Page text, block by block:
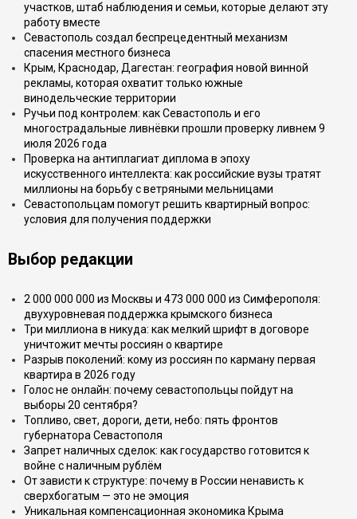
участков, штаб наблюдения и семьи, которые делают эту
работу вместе
Севастополь создал беспрецедентный механизм
спасения местного бизнеса
Крым, Краснодар, Дагестан: география новой винной
рекламы, которая охватит только южные
винодельческие территории
Ручьи под контролем: как Севастополь и его
многострадальные ливнёвки прошли проверку ливнем 9
июля 2026 года
Проверка на антиплагиат диплома в эпоху
искусственного интеллекта: как российские вузы тратят
миллионы на борьбу с ветряными мельницами
Севастопольцам помогут решить квартирный вопрос:
условия для получения поддержки
Выбор редакции
2 000 000 000 из Москвы и 473 000 000 из Симферополя:
двухуровневая поддержка крымского бизнеса
Три миллиона в никуда: как мелкий шрифт в договоре
уничтожит мечты россиян о квартире
Разрыв поколений: кому из россиян по карману первая
квартира в 2026 году
Голос не онлайн: почему севастопольцы пойдут на
выборы 20 сентября?
Топливо, свет, дороги, дети, небо: пять фронтов
губернатора Севастополя
Запрет наличных сделок: как государство готовится к
войне с наличным рублём
От зависти к структуре: почему в России ненависть к
сверхбогатым — это не эмоция
Уникальная компенсационная экономика Крыма